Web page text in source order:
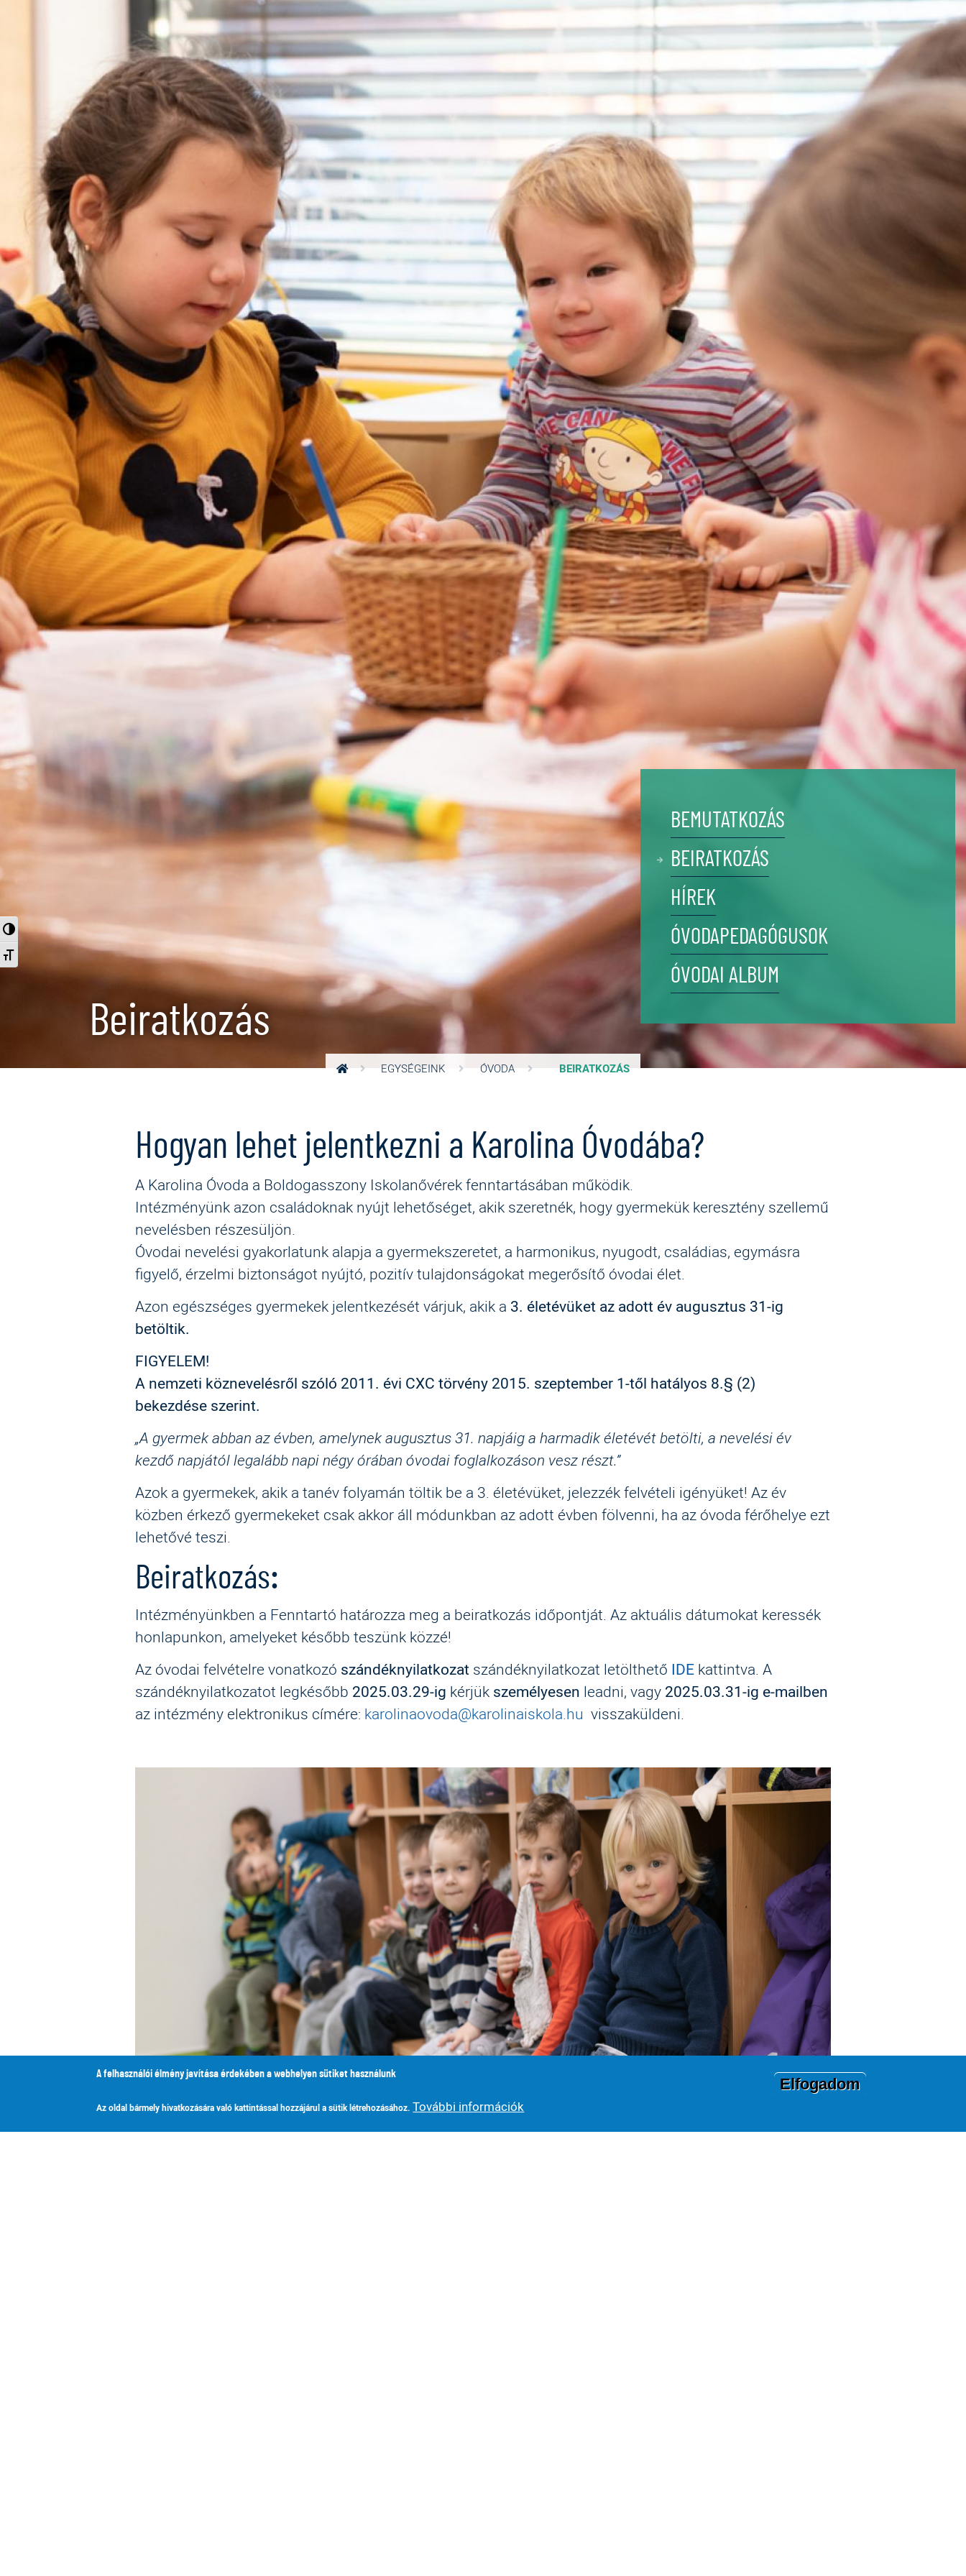
Ugrás
a
Nagy kontraszt váltása
Betűméret váltása
Beiratkozás
BEMUTATKOZÁS
BEIRATKOZÁS
HÍREK
ÓVODAPEDAGÓGUSOK
ÓVODAI ALBUM
EGYSÉGEINK ÓVODA BEIRATKOZÁS
Hogyan lehet jelentkezni a Karolina Óvodába?
A Karolina Óvoda a Boldogasszony Iskolanővérek fenntartásában működik.
Intézményünk azon családoknak nyújt lehetőséget, akik szeretnék, hogy gyermekük keresztény szellemű
nevelésben részesüljön.
Óvodai nevelési gyakorlatunk alapja a gyermekszeretet, a harmonikus, nyugodt, családias, egymásra
figyelő, érzelmi biztonságot nyújtó, pozitív tulajdonságokat megerősítő óvodai élet.
Azon egészséges gyermekek jelentkezését várjuk, akik a 3. életévüket az adott év augusztus 31-ig
betöltik.
FIGYELEM!
A nemzeti köznevelésről szóló 2011. évi CXC törvény 2015. szeptember 1-től hatályos 8.§ (2)
bekezdése szerint.
„A gyermek abban az évben, amelynek augusztus 31. napjáig a harmadik életévét betölti, a nevelési év
kezdő napjától legalább napi négy órában óvodai foglalkozáson vesz részt.”
Azok a gyermekek, akik a tanév folyamán töltik be a 3. életévüket, jelezzék felvételi igényüket! Az év
közben érkező gyermekeket csak akkor áll módunkban az adott évben fölvenni, ha az óvoda férőhelye ezt
lehetővé teszi.
Beiratkozás:
Intézményünkben a Fenntartó határozza meg a beiratkozás időpontját. Az aktuális dátumokat keressék
honlapunkon, amelyeket később teszünk közzé!
Az óvodai felvételre vonatkozó szándéknyilatkozat szándéknyilatkozat letölthető IDE kattintva. A
szándéknyilatkozatot legkésőbb 2025.03.29-ig kérjük személyesen leadni, vagy 2025.03.31-ig e-mailben
az intézmény elektronikus címére: karolinaovoda@karolinaiskola.hu visszaküldeni.
A felhasználói élmény javítása érdekében a webhelyen sütiket használunk
Az oldal bármely hivatkozására való kattintással hozzájárul a sütik létrehozásához. További információk
Elfogadom